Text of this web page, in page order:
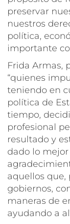
preservar
nuestros
política,
importante
Frida Armas,
“quienes
teniendo en
política de
tiempo,
profesional
resultado y
dado lo
aquellos
gobiernos,
maneras de
ayudando a